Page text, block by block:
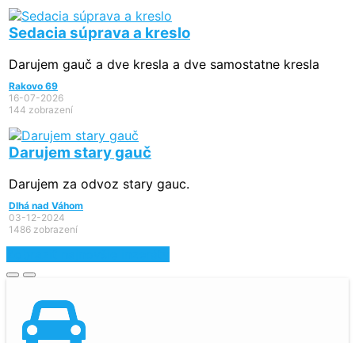
Sedacia súprava a kreslo
Darujem gauč a dve kresla a dve samostatne kresla
Rakovo 69
16-07-2026
144 zobrazení
Darujem stary gauč
Darujem za odvoz stary gauc.
Dlhá nad Váhom
03-12-2024
1486 zobrazení